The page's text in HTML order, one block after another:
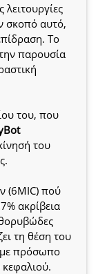
λειτουργίες
σκοπό αυτό,
Το
παρουσία
του, που
του
(6MIC) πού
ακρίβεια
τη θέση του
πρόσωπο